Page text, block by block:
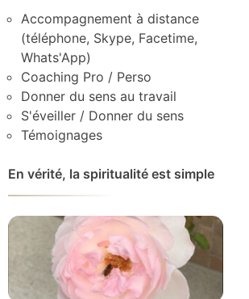
Accompagnement à distance
(téléphone, Skype, Facetime,
Whats'App)
Coaching Pro / Perso
Donner du sens au travail
S'éveiller / Donner du sens
Témoignages
En vérité, la spiritualité est simple